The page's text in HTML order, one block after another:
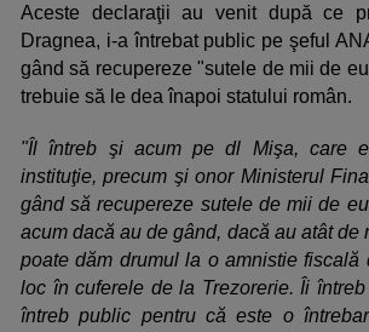
Aceste declaraţii au venit după ce
Dragnea, i-a întrebat public pe şeful
gând să recupereze "sutele de mii de
trebuie să le dea înapoi statului român.
"Îl întreb şi acum pe dl Mişa, care
instituţie, precum şi onor Ministerul
gând să recupereze sutele de mii de
acum dacă au de gând, dacă au atât
poate dăm drumul la o amnistie
loc în cuferele de la Trezorerie. Îi
întreb public pentru că este o